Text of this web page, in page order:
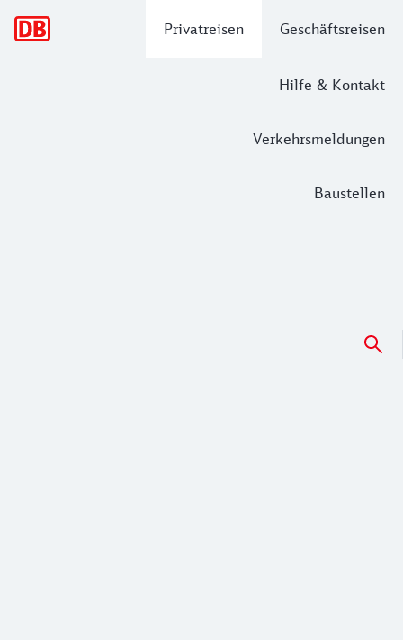
Privatreisen Geschäftsreisen
Hilfe & Kontakt
Verkehrsmeldungen
Baustellen